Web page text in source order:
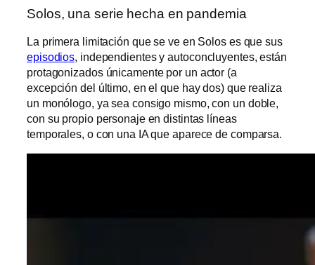
Solos, una serie hecha en pandemia
La primera limitación que se ve en Solos es que sus
episodios, independientes y autoconcluyentes, están
protagonizados únicamente por un actor (a
excepción del último, en el que hay dos) que realiza
un monólogo, ya sea consigo mismo, con un doble,
con su propio personaje en distintas líneas
temporales, o con una IA que aparece de comparsa.